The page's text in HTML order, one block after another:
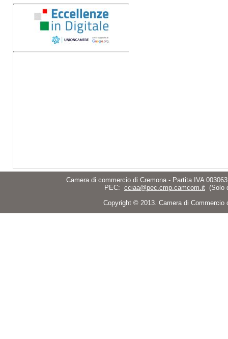
Camera di commercio di Cremona - Partita IVA
PEC: cciaa@pec.cmp.camcom.it (Solo
Copyright © 2013. Camera di